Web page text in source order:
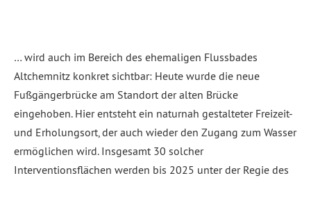
… wird auch im Bereich des ehemaligen Flussbades
Altchemnitz konkret sichtbar: Heute wurde die neue
Fußgängerbrücke am Standort der alten Brücke
eingehoben. Hier entsteht ein naturnah gestalteter Freizeit-
und Erholungsort, der auch wieder den Zugang zum Wasser
ermöglichen wird. Insgesamt 30 solcher
Interventionsflächen werden bis 2025 unter der Regie des